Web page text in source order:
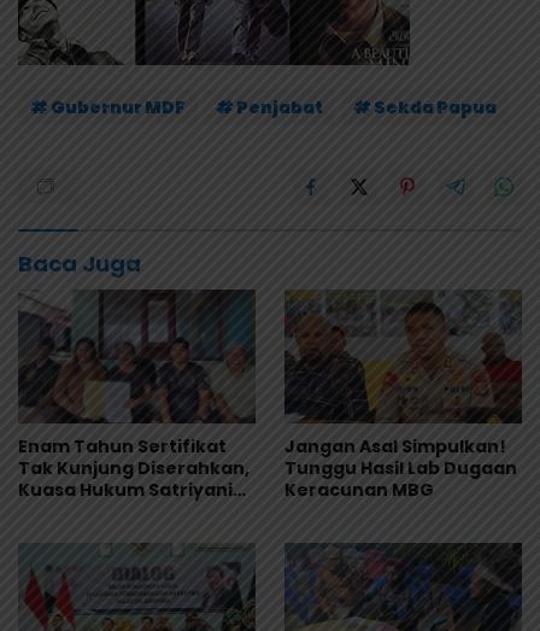
# Gubernur MDF # Penjabat # Sekda Papua
Baca Juga
Enam Tahun Sertifikat
Tak Kunjung Diserahkan,
Kuasa Hukum Satriyani
Jangan Asal Simpulkan!
Tunggu Hasil Lab Dugaan
Keracunan MBG